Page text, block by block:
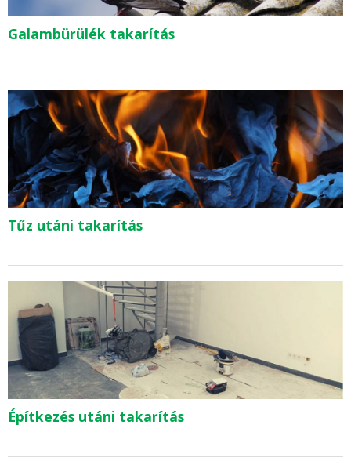
Galambürülék takarítás
Tűz utáni takarítás
Építkezés utáni takarítás